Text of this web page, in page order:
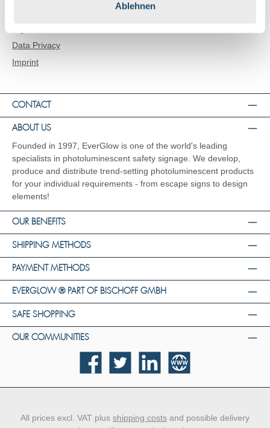
Ablehnen
General Terms and Conditions
Data Privacy
Imprint
CONTACT
ABOUT US
Founded in 1997, EverGlow is one of the world's leading
specialists in photoluminescent safety signage. We develop,
produce and distribute trend-setting photoluminescent products
for your individual requirements - from escape signs to design
elements!
OUR BENEFITS
SHIPPING METHODS
PAYMENT METHODS
EVERGLOW ® PART OF BISCHOFF GMBH
SAFE SHOPPING
OUR COMMUNITIES
FacebookTwitter LinkedIn Website
All prices excl. VAT plus shipping costs and possible delivery